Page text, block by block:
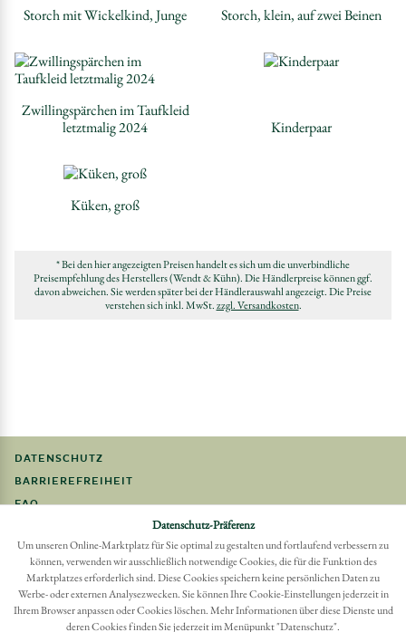
Storch mit Wickelkind, Junge Storch, klein, auf zwei Beinen
Zwillingspärchen im Taufkleid
letztmalig 2024
Kinderpaar
Küken, groß
* Bei den hier angezeigten Preisen handelt es sich um die unverbindliche
Preisempfehlung des Herstellers (Wendt & Kühn). Die Händlerpreise können ggf.
davon abweichen. Sie werden später bei der Händlerauswahl angezeigt. Die Preise
verstehen sich inkl. MwSt.zzgl. Versandkosten.
DATENSCHUTZ
BARRIEREFREIHEIT
FAQ
Möchten Sie eine Bestellung widerrufen?
Hier Widerruf mit wenigen Klicks online erreichen
BESTELLUNG WIDERRUFEN
Datenschutz-Präferenz
Um unseren Online-Marktplatz für Sie optimal zu gestalten und fortlaufend verbessern zu
können, verwenden wir ausschließlich notwendige Cookies, die für die Funktion des
Marktplatzes erforderlich sind. Diese Cookies speichern keine persönlichen Daten zu
Werbe- oder externen Analysezwecken. Sie können Ihre Cookie-Einstellungen jederzeit in
Ihrem Browser anpassen oder Cookies löschen. Mehr Informationen über diese Dienste und
deren Cookies finden Sie jederzeit im Menüpunkt "Datenschutz".